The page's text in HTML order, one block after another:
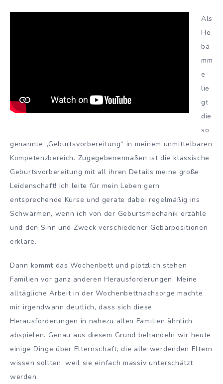
Als
He
ba
mm
e
lie
gt
die
so
genannte „Geburtsvorbereitung“ in meinem unmittelbaren
Kompetenzbereich. Zugegebenermaßen ist die klassische
Geburtsvorbereitung mit all ihren Details meine große
Leidenschaft! Ich leite für mein Leben gern
entsprechende Kurse und gerate dabei regelmäßig ins
Schwärmen, wenn ich von der Geburtsmechanik erzähle
und den Sinn und Zweck verschiedener Gebärpositionen
erkläre.
Dann kommt das Wochenbett und plötzlich stehen
Familien vor ganz anderen Herausforderungen. Meine
alltägliche Arbeit in der Wochenbettnachsorge machte
mir irgendwann deutlich, dass sich diese
Herausforderungen in nahezu allen Familien ähnlich
abspielen. Genau aus diesem Grund behandeln wir heute
einige Dinge über Elternschaft, die alle werdenden Eltern
wissen sollten, weil sie einfach massiv unterschätzt
werden.